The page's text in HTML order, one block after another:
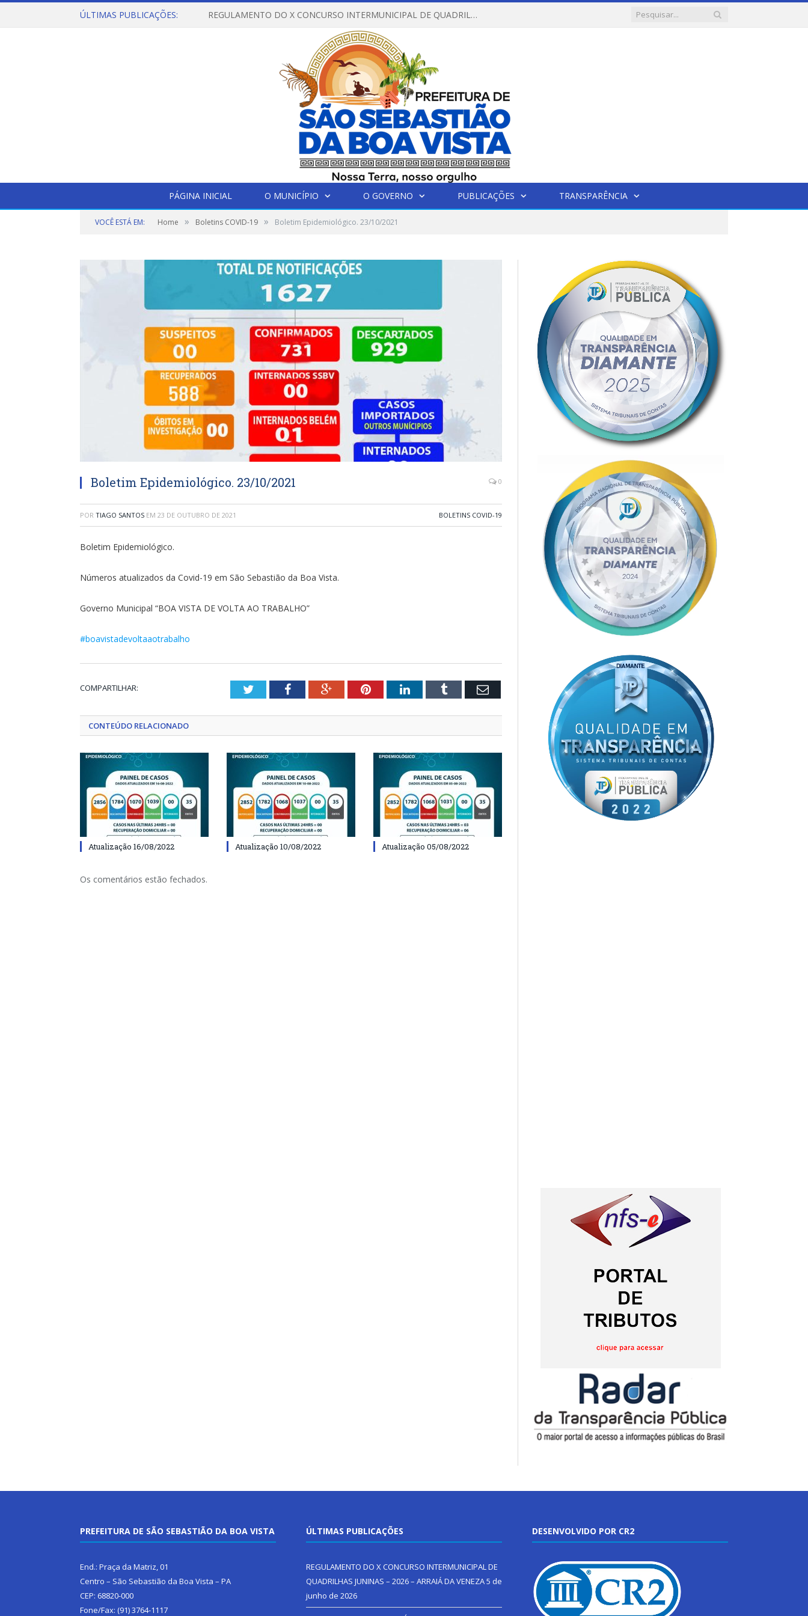
ÚLTIMAS PUBLICAÇÕES: REGULAMENTO DO X CONCURSO INTERMUNICIPAL DE QUADRILHAS JUNINAS – 2026 – ARRAIÁ DA VENEZA
PÁGINA INICIAL O MUNICÍPIO O GOVERNO PUBLICAÇÕES TRANSPARÊNCIA
VOCÊ ESTÁ EM: Home » Boletins COVID-19 » Boletim Epidemiológico. 23/10/2021
Boletim Epidemiológico. 23/10/2021 0
POR TIAGO SANTOS EM 23 DE OUTUBRO DE 2021 BOLETINS COVID-19
Boletim Epidemiológico.
Números atualizados da Covid-19 em São Sebastião da Boa Vista.
Governo Municipal “BOA VISTA DE VOLTA AO TRABALHO”
#boavistadevoltaaotrabalho
COMPARTILHAR: TwitterFacebookGoogle+PinterestLinkedInTumblr Email
CONTEÚDO RELACIONADO
Atualização 16/08/2022 Atualização 10/08/2022 Atualização 05/08/2022
Os comentários estão fechados.
PREFEITURA DE SÃO SEBASTIÃO DA BOA VISTA
End.: Praça da Matriz, 01
Centro – São Sebastião da Boa Vista – PA
CEP: 68820-000
Fone/Fax: (91) 3764-1117
ÚLTIMAS PUBLICAÇÕES
REGULAMENTO DO X CONCURSO INTERMUNICIPAL DE
QUADRILHAS JUNINAS – 2026 – ARRAIÁ DA VENEZA5 de
junho de 2026
DESENVOLVIDO POR CR2